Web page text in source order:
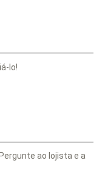
lo!
ao lojista e a